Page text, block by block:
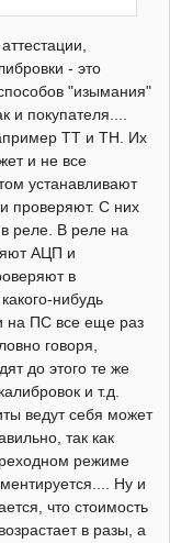
- это
"изымания"
и покупателя....
ТТ и ТН. Их
и не все
устанавливают
проверяют. С них
реле. В реле на
АЦП и
в
нибудь
на ПС все еще раз
говоря,
до этого те же
и т.д.
ведут себя может
так как
режиме
Ну и
что стоимость
в разы, а